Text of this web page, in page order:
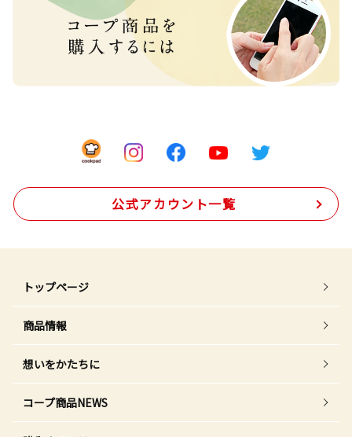
公式アカウント一覧
トップページ
商品情報
想いをかたちに
コープ商品NEWS